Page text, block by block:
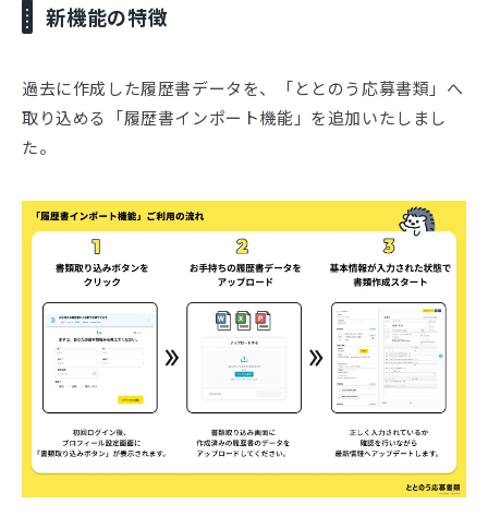
新機能の特徴
過去に作成した履歴書データを、「ととのう応募書類」へ
取り込める「履歴書インポート機能」を追加いたしまし
た。